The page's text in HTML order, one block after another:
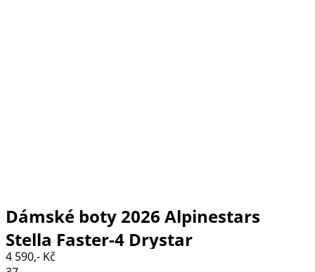
Dámské boty 2026 Alpinestars
Stella Faster-4 Drystar
black/grey/coral fluo
4 590,- Kč